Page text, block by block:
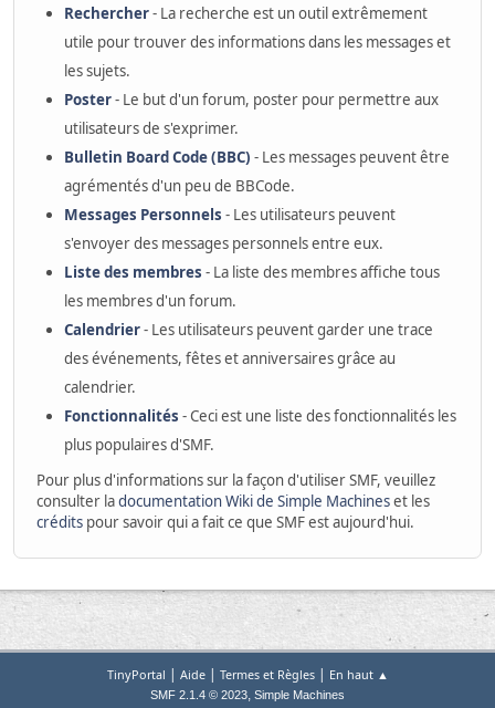
Rechercher- La recherche est un outil extrêmement
utile pour trouver des informations dans les messages et
les sujets.
Poster- Le but d'un forum, poster pour permettre aux
utilisateurs de s'exprimer.
Bulletin Board Code (BBC) - Les messages peuvent être
agrémentés d'un peu de BBCode.
Messages Personnels - Les utilisateurs peuvent
s'envoyer des messages personnels entre eux.
Liste des membres - La liste des membres affiche tous
les membres d'un forum.
Calendrier- Les utilisateurs peuvent garder une trace
des événements, fêtes et anniversaires grâce au
calendrier.
Fonctionnalités - Ceci est une liste des fonctionnalités les
plus populaires d'SMF.
Pour plus d'informations sur la façon d'utiliser SMF, veuillez
consulter ladocumentation Wiki de Simple Machineset les
crédits pour savoir qui a fait ce que SMF est aujourd'hui.
TinyPortal | Aide| Termes et Règles| En haut ▲
SMF 2.1.4 © 2023, Simple Machines